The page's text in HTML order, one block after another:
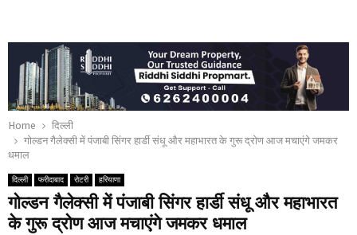
Home
दिल्ली
गोल्डन गैलेक्सी में पंजाबी सिंगर हार्डी संधू और महाभारत के गुरू द्रोण आज मचाएंगे जमकर
धमाल
दिल्ली फरीदाबाद रोटरी हरियाणा
गोल्डन गैलेक्सी में पंजाबी सिंगर हार्डी संधू और महाभारत
के गुरू द्रोण आज मचाएंगे जमकर धमाल